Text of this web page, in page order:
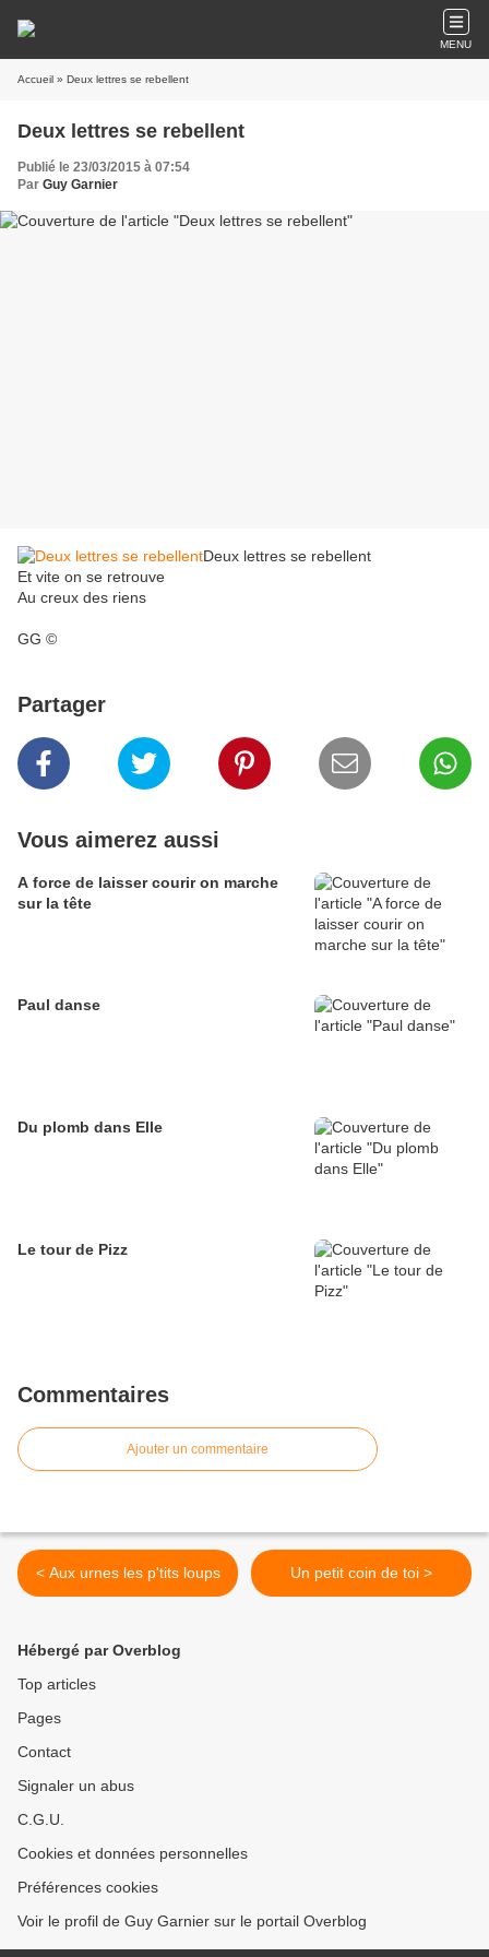
MENU
Accueil » Deux lettres se rebellent
Deux lettres se rebellent
Publié le 23/03/2015 à 07:54
Par Guy Garnier
Deux lettres se rebellent
Et vite on se retrouve
Au creux des riens
GG ©
Partager
Vous aimerez aussi
A force de laisser courir on marche
sur la tête
Paul danse
Du plomb dans Elle
Le tour de Pizz
Commentaires
Ajouter un commentaire
< Aux urnes les p'tits loups Un petit coin de toi >
Hébergé par Overblog
Top articles
Pages
Contact
Signaler un abus
C.G.U.
Cookies et données personnelles
Préférences cookies
Voir le profil de Guy Garnier sur le portail Overblog